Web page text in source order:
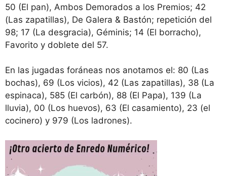
50 (El pan), Ambos Demorados a los Premios; 42
(Las zapatillas), De Galera & Bastón; repetición del
98; 17 (La desgracia), Géminis; 14 (El borracho),
Favorito y doblete del 57.
En las jugadas foráneas nos anotamos el: 80 (Las
bochas), 69 (Los vicios), 42 (Las zapatillas), 38 (La
espinaca), 585 (El carbón), 88 (El Papa), 139 (La
lluvia), 00 (Los huevos), 63 (El casamiento), 23 (el
cocinero) y 979 (Los ladrones).